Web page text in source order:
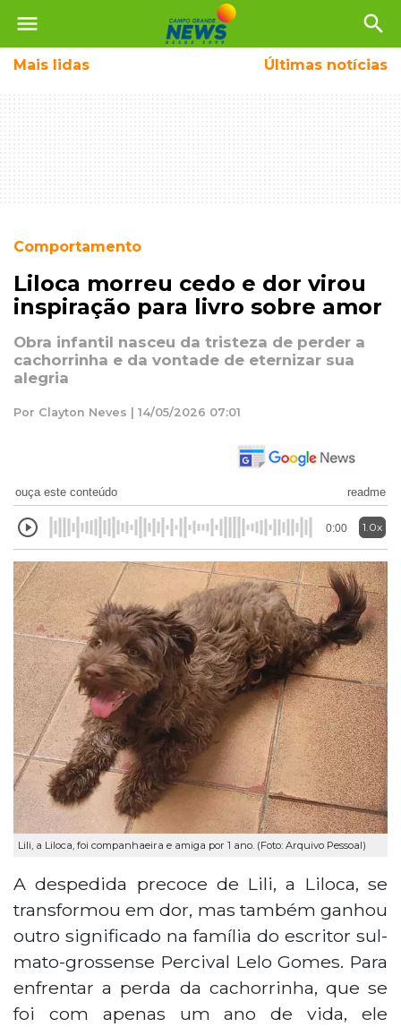
menu search
Mais lidas Últimas notícias
Comportamento
Liloca morreu cedo e dor virou
inspiração para livro sobre amor
Obra infantil nasceu da tristeza de perder a
cachorrinha e da vontade de eternizar sua
alegria
Por Clayton Neves | 14/05/2026 07:01
ouça este conteúdo readme
0:00 1.0x
Lili, a Liloca, foi companhaeira e amiga por 1 ano. (Foto: Arquivo Pessoal)
A despedida precoce de Lili, a Liloca, se
transformou em dor, mas também ganhou
outro significado na família do escritor sul-
mato-grossense Percival Lelo Gomes. Para
enfrentar a perda da cachorrinha, que se
foi com apenas um ano de vida, ele